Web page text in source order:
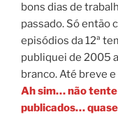
bons dias de
passado. Só então
episódios da 12ª
publiquei de 2005
branco. Até breve
Ah sim… não tente
publicados…